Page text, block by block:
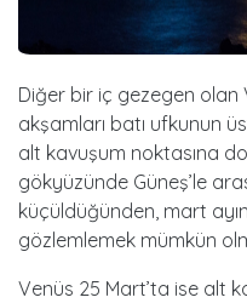
Diğer bir iç gezegen olan
akşamları batı ufkunun
alt kavuşum noktasına
gökyüzünde Güneş’le
küçüldüğünden, mart
gözlemlemek mümkün
Venüs 25 Mart’ta ise alt